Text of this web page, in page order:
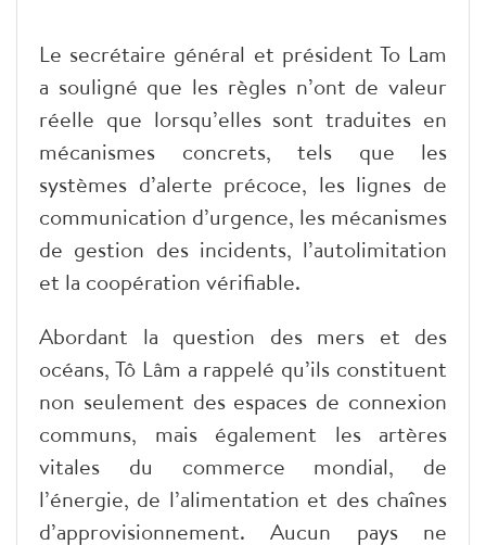
Le secrétaire général et président To Lam
a souligné que les règles n’ont de valeur
réelle que lorsqu’elles sont traduites en
mécanismes concrets, tels que les
systèmes d’alerte précoce, les lignes de
communication d’urgence, les mécanismes
de gestion des incidents, l’autolimitation
et la coopération vérifiable.
Abordant la question des mers et des
océans, Tô Lâm a rappelé qu’ils constituent
non seulement des espaces de connexion
communs, mais également les artères
vitales du commerce mondial, de
l’énergie, de l’alimentation et des chaînes
d’approvisionnement. Aucun pays ne